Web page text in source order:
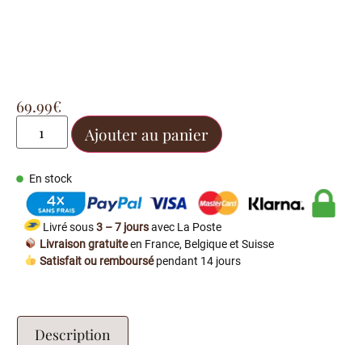
69.99€
Ajouter au panier
En stock
Livré sous3 – 7 joursavec La Poste
Livraison gratuiteen France, Belgique et Suisse
Satisfait ou remboursépendant 14 jours
Description